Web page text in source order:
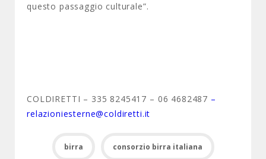
questo passaggio culturale”.
COLDIRETTI – 335 8245417 – 06 4682487 –
relazioniesterne@coldiretti.it
birra consorzio birra italiana